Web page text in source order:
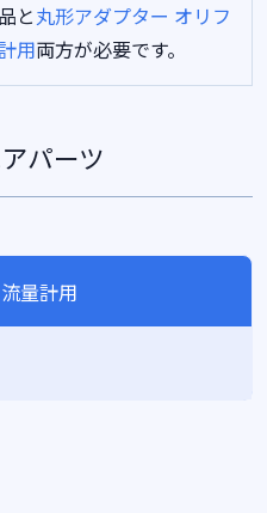
と丸形アダプター オリフ
用両方が必要です。
パーツ
量計用